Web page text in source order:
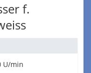
f.
U/min